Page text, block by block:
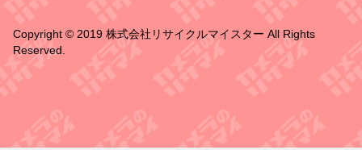
Copyright © 2019 株式会社リサイクルマイスター All Rights
Reserved.